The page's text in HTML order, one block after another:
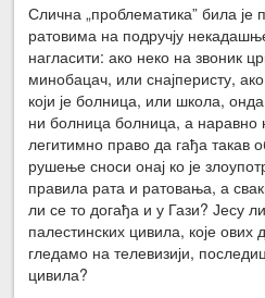
Слична „проблематика” била је
ратовима на подручју
нагласити: ако неко на звоник
минобацач, или снајперисту,
који је болница, или школа,
ни болница болница, а наравно
легитимно право да гађа такав
рушење сноси онај ко је
правила рата и ратовања, а
ли се то догађа и у Гази? Јесу
палестинских цивила, које
гледамо на телевизији,
цивила?